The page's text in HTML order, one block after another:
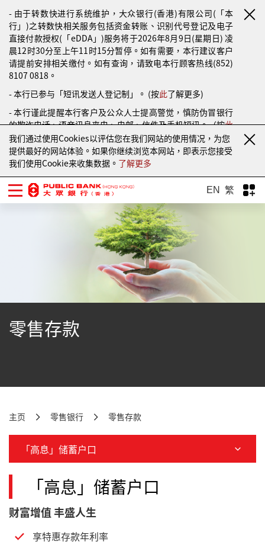
- 由于转数快进行系统维护，大众银行(香港)有限公司(「本
行」)之转数快相关服务包括资金转账、识别代号登记及电子
直接付款授权(「eDDA」)服务将于2026年8月9日(星期日) 凌
晨12时30分至上午11时15分暂停。如有需要，本行建议客户
请提前安排相关缴付。如有查询，请致电本行顾客热线(852)
8107 0818。
- 本行已参与「短讯发送人登记制」。 (按此了解更多)
- 本行谨此提醒本行客户及公众人士提高警觉，慎防伪冒银行
的欺诈电话、语音讯息来电、电邮、信件及手机短讯。（按此
了解更多）
我们通过使用Cookies以评估您在我们网站的使用情况，为您
提供最好的网站体验。如果你继续浏览本网站，即表示您接受
我们使用Cookie来收集数据。 了解更多
EN 繁
零售存款
主页 零售银行 零售存款
「高息」储蓄户口
「高息」储蓄户口
财富增值 丰盛人生
享特惠存款年利率